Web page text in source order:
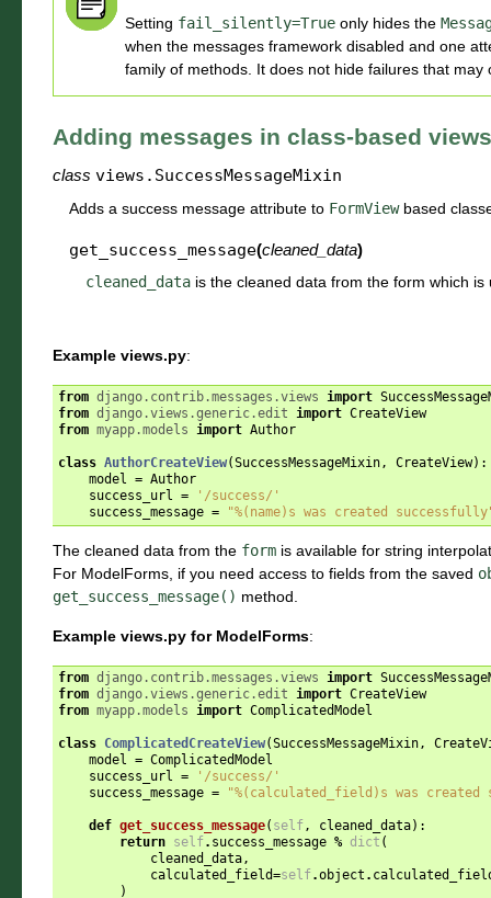
Setting fail_silently=True only hides the
when the messages framework disabled and one
family of methods. It does not hide failures that may
Adding messages in class-based views
class views. SuccessMessageMixin
Adds a success message attribute to FormViewbased
get_success_message(cleaned_data)
cleaned_data is the cleaned data from the form which
Example views.py:
from django.contrib.messages.views import
from django.views.generic.edit import CreateView
from myapp.models import Author
class AuthorCreateView(SuccessMessageMixin, CreateView):
model = Author
success_url =
'/success/'
success_message = "%(name)s was created
The cleaned data from the form is available for string
For ModelForms, if you need access to fields from the saved
get_success_message() method.
Example views.py for ModelForms:
from django.contrib.messages.views import
from django.views.generic.edit import CreateView
from myapp.models import ComplicatedModel
class ComplicatedCreateView(SuccessMessageMixin,
model = ComplicatedModel
success_url =
'/success/'
success_message = "%(calculated_field)s was created
def get_success_message( self, cleaned_data):
return self. success_message % dict (
cleaned_data,
calculated_field=self.object .
)